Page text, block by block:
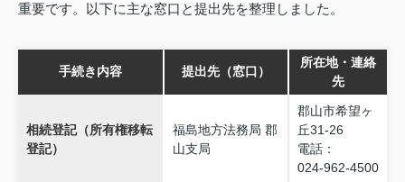
重要です。以下に主な窓口と提出先を整理しました。
手続き内容 提出先（窓口）
所在地・連絡
先
相続登記（所有権移転
登記）
福島地方法務局 郡
山支局
郡山市希望ヶ
丘31‑26
電話：
024‑962‑4500